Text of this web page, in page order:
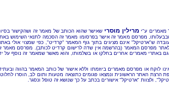
מאמרים ע"י מרילין מוסרי שאישר שהוא הכותב של מאמר זה ושהקישור
מפרסם מאמר זה אישר בפרסומו מאמר זה הסכמה לתנאי השימוש
ש"ארטיקל" אינם מציגים בתוך גוף המאמר "קרדיט", כפי שמצוי אולי
מפרסם המאמר (בהרשמה אין שדה לרישום קרדיט לכותב). מפרסם מאמר
באתרי מאמרים אחרים בחלקו או בשלמותו, והוא מאשר שמאמר זה נוסף על
לוקח או מפרסם מאמרים ביוזמתו וללא אישור של כותב המאמר בהווה
הרצת האתר הראשונית ונמצאו פגומים כתוצאה מטעות ותום לב, הוסרו
ולצוות "ארטיקל" אישורים בכתב על כך שנושא זה טופל ונסגר.